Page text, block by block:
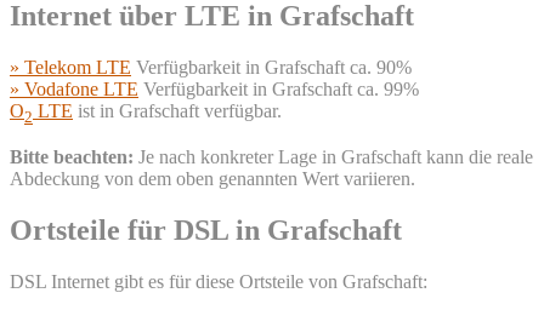
Internet über LTE in Grafschaft
» Telekom LTE Verfügbarkeit in Grafschaft ca. 90%
» Vodafone LTE Verfügbarkeit in Grafschaft ca. 99%
O2 LTE ist in Grafschaft verfügbar.
Bitte beachten: Je nach konkreter Lage in Grafschaft kann die reale
Abdeckung von dem oben genannten Wert variieren.
Ortsteile für DSL in Grafschaft
DSL Internet gibt es für diese Ortsteile von Grafschaft: